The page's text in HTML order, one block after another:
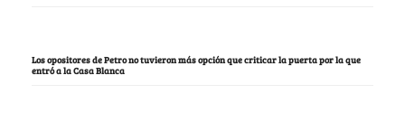
Los opositores de Petro no tuvieron más opción que criticar la puerta por la que
entró a la Casa Blanca